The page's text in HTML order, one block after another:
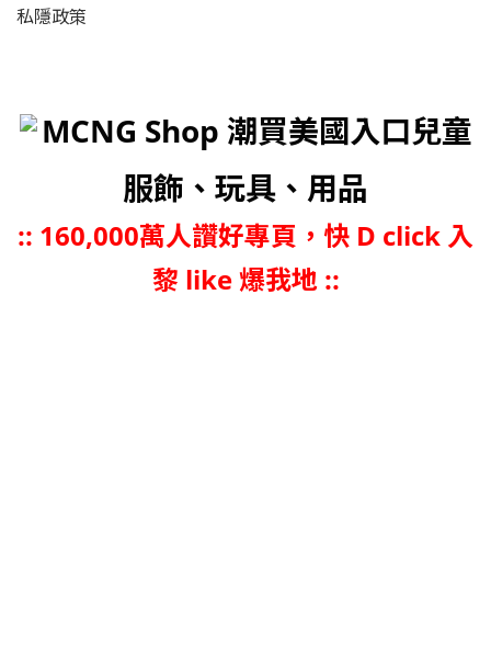
私隱政策
MCNG Shop 潮買美國入口兒童
服飾、玩具、用品
:: 160,000萬人讚好專頁，快 D click 入
黎 like 爆我地 ::